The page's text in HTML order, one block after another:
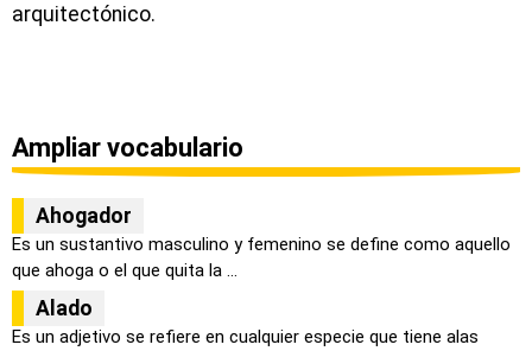
arquitectónico.
Ampliar vocabulario
Ahogador
Es un sustantivo masculino y femenino se define como aquello
que ahoga o el que quita la ...
Alado
Es un adjetivo se refiere en cualquier especie que tiene alas